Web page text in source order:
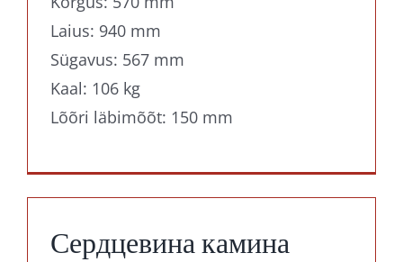
Laius: 940 mm
Sügavus: 567 mm
Kaal: 106 kg
Lõõri läbimõõt: 150 mm
Сердцевина камина